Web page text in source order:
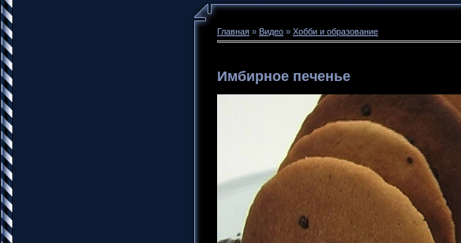
Главная » Видео » Хобби и образование
Имбирное печенье